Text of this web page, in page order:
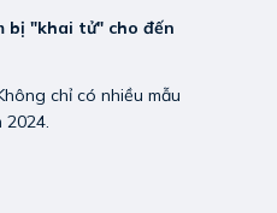
bị "khai tử" cho đến
chỉ có nhiều mẫu